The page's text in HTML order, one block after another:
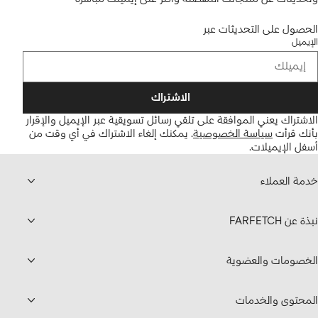
الحصول على التحديثات عبر
الإيميل
الاشتراك
الاشتراك يعني الموافقة على تلقي رسائل تسويقية عبر الإيميل والإقرار
بأنك قرأت سياسة الخصوصية. يمكنك إلغاء الاشتراك في أي وقت من
أسفل الإيميلات.
خدمة العملاء
نبذة عن FARFETCH
الخصومات والعضوية
المحتوى والخدمات